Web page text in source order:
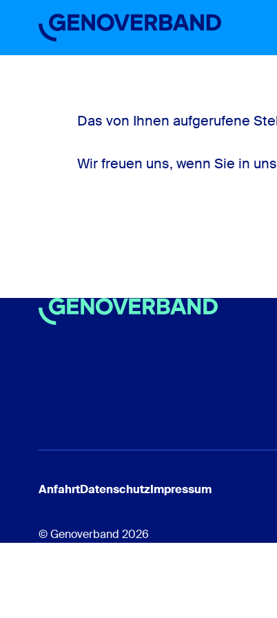
Einstiegslevel
Das von Ihnen aufgerufene
Wir freuen uns, wenn Sie in
AnfahrtDatenschutzImpressum
© Genoverband 2026